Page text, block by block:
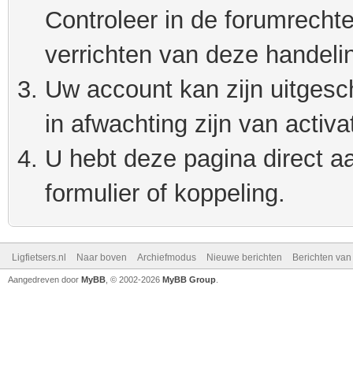
Controleer in de
verrichten van deze
Uw account kan zijn
in afwachting zijn van
U hebt deze pagina direct
formulier of koppeling.
Ligfietsers.nl Naar boven Archiefmodus Nieuwe berichten Berichten
Aangedreven door MyBB , © 2002-2026 MyBB Group